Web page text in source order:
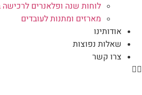
לוחות שנה ופלאנרים לרכישה
מארזים ומתנות לעובדים
אודותינו
שאלות נפוצות
צרו קשר